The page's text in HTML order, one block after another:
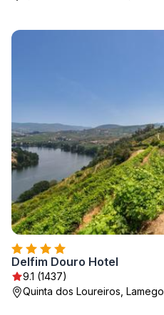
Delfim Douro Hotel
9.1 (1437)
Quinta dos Loureiros, Lamego